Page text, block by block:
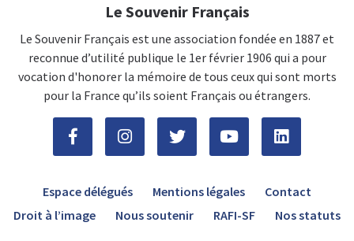
Le Souvenir Français
Le Souvenir Français est une association fondée en 1887 et
reconnue d’utilité publique le 1er février 1906 qui a pour
vocation d'honorer la mémoire de tous ceux qui sont morts
pour la France qu’ils soient Français ou étrangers.
Espace délégués Mentions légales
Contact
Droit à l’image
Nous soutenir RAFI-SF Nos statuts